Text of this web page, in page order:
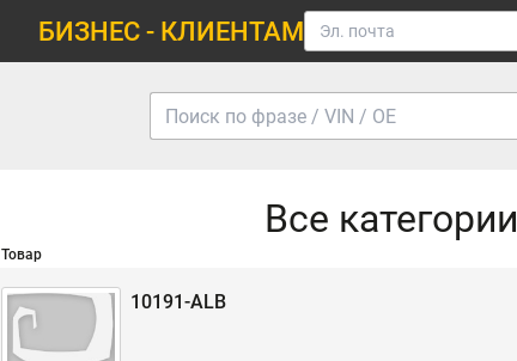
БИЗНЕС - КЛИЕНТАМ
Все категории
Товар
10191-ALB